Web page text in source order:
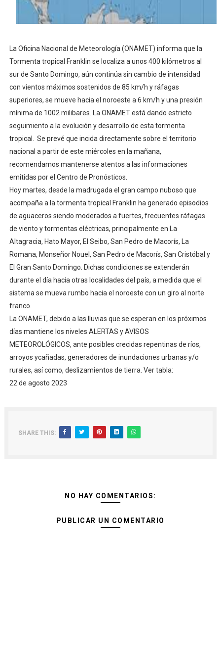
PRM escogerá este domingo su nueva cúpula
Digecac realizará Primer Festival de Plantas 2026
Josefa Castillo: Liderazgo y Transformación Social al
Lee Ballester a los que se forman como agentes
La Oficina Nacional de Meteorología (ONAMET) informa que la
Tormenta tropical Franklin se localiza a unos 400 kilómetros al
sur de Santo Domingo, aún continúa sin cambio de intensidad
con vientos máximos sostenidos de 85 km/h y ráfagas
superiores, se mueve hacia el noroeste a 6 km/h y una presión
mínima de 1002 milibares. La ONAMET está dando estricto
seguimiento a la evolución y desarrollo de esta tormenta
tropical. Se prevé que incida directamente sobre el territorio
nacional a partir de este miércoles en la mañana,
recomendamos mantenerse atentos a las informaciones
emitidas por el Centro de Pronósticos.
Hoy martes, desde la madrugada el gran campo nuboso que
acompaña a la tormenta tropical Franklin ha generado episodios
de aguaceros siendo moderados a fuertes, frecuentes ráfagas
de viento y tormentas eléctricas, principalmente en La
Altagracia, Hato Mayor, El Seibo, San Pedro de Macorís, La
Romana, Monseñor Nouel, San Pedro de Macorís, San Cristóbal y
El Gran Santo Domingo. Dichas condiciones se extenderán
durante el día hacia otras localidades del país, a medida que el
sistema se mueva rumbo hacia el noroeste con un giro al norte
franco.
La ONAMET, debido a las lluvias que se esperan en los próximos
días mantiene los niveles ALERTAS y AVISOS
METEOROLÓGICOS, ante posibles crecidas repentinas de ríos,
arroyos ycañadas, generadores de inundaciones urbanas y/o
rurales, así como, deslizamientos de tierra. Ver tabla:
22 de agosto 2023
SHARE THIS:
NO HAY COMENTARIOS:
PUBLICAR UN COMENTARIO